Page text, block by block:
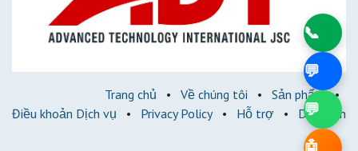
Trang chủ • Về chúng tôi • Sản phẩm •
Điều khoản Dịch vụ
• Privacy Policy • Hỗ trợ • Diễn đàn
📞
💬
💬